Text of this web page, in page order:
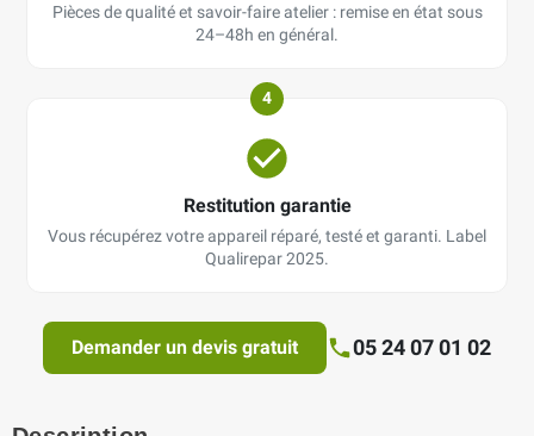
Pièces de qualité et savoir-faire atelier : remise en état sous
24–48h en général.
4
Restitution garantie
Vous récupérez votre appareil réparé, testé et garanti. Label
Qualirepar 2025.
Demander un devis gratuit 05 24 07 01 02